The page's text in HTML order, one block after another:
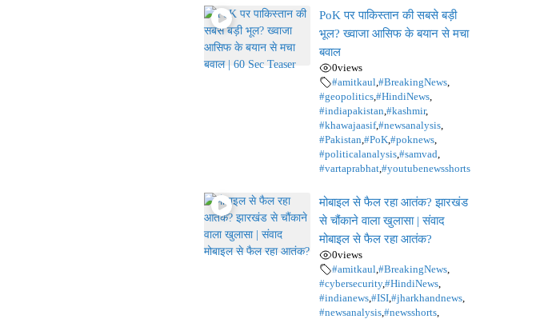
PoK पर पाकिस्तान की सबसे बड़ी
भूल? ख्वाजा आसिफ के बयान से मचा
बवाल
0views
#amitkaul,#BreakingNews,
#geopolitics,#HindiNews,
#indiapakistan,#kashmir,
#khawajaasif,#newsanalysis,
#Pakistan,#PoK,#poknews,
#politicalanalysis,#samvad,
#vartaprabhat,#youtubenewsshorts
मोबाइल से फैल रहा आतंक? झारखंड
से चौंकाने वाला खुलासा | संवाद
मोबाइल से फैल रहा आतंक?
0views
#amitkaul,#BreakingNews,
#cybersecurity,#HindiNews,
#indianews,#ISI,#jharkhandnews,
#newsanalysis,#newsshorts,